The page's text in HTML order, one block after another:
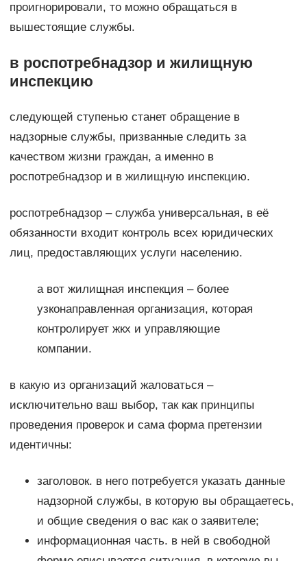
проигнорировали, то можно обращаться в
вышестоящие службы.
в роспотребнадзор и жилищную
инспекцию
следующей ступенью станет обращение в
надзорные службы, призванные следить за
качеством жизни граждан, а именно в
роспотребнадзор и в жилищную инспекцию.
роспотребнадзор – служба универсальная, в её
обязанности входит контроль всех юридических
лиц, предоставляющих услуги населению.
а вот жилищная инспекция – более
узконаправленная организация, которая
контролирует жкх и управляющие
компании.
в какую из организаций жаловаться –
исключительно ваш выбор, так как принципы
проведения проверок и сама форма претензии
идентичны:
заголовок. в него потребуется указать данные
надзорной службы, в которую вы обращаетесь,
и общие сведения о вас как о заявителе;
информационная часть. в ней в свободной